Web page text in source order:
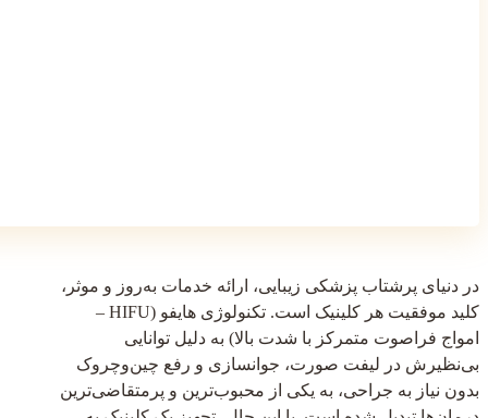
در دنیای پرشتاب پزشکی زیبایی، ارائه خدمات به‌روز و موثر،
کلید موفقیت هر کلینیک است. تکنولوژی هایفو (HIFU –
امواج فراصوت متمرکز با شدت بالا) به دلیل توانایی
بی‌نظیرش در لیفت صورت، جوانسازی و رفع چین‌وچروک
بدون نیاز به جراحی، به یکی از محبوب‌ترین و پرمتقاضی‌ترین